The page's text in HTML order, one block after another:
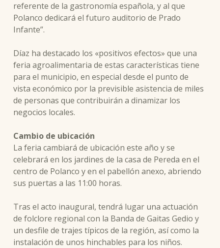
referente de la gastronomía española, y al que
Polanco dedicará el futuro auditorio de Prado
Infante”.
Díaz ha destacado los «positivos efectos» que una
feria agroalimentaria de estas características tiene
para el municipio, en especial desde el punto de
vista económico por la previsible asistencia de miles
de personas que contribuirán a dinamizar los
negocios locales.
Cambio de ubicación
La feria cambiará de ubicación este año y se
celebrará en los jardines de la casa de Pereda en el
centro de Polanco y en el pabellón anexo, abriendo
sus puertas a las 11:00 horas.
Tras el acto inaugural, tendrá lugar una actuación
de folclore regional con la Banda de Gaitas Gedio y
un desfile de trajes típicos de la región, así como la
instalación de unos hinchables para los niños.